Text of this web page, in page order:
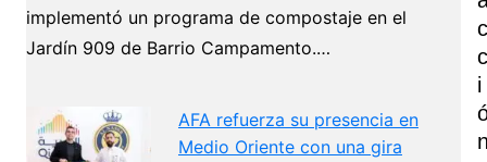
implementó un programa de compostaje en el
Jardín 909 de Barrio Campamento.…
AFA refuerza su presencia en
Medio Oriente con una gira
I